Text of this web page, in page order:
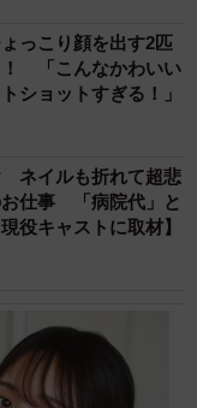
っこり顔を出す2匹
「こんなかわいい
ショットすぎる！」
ネイルも折れて超悲
仕事 「病院代」と
役キャストに取材】